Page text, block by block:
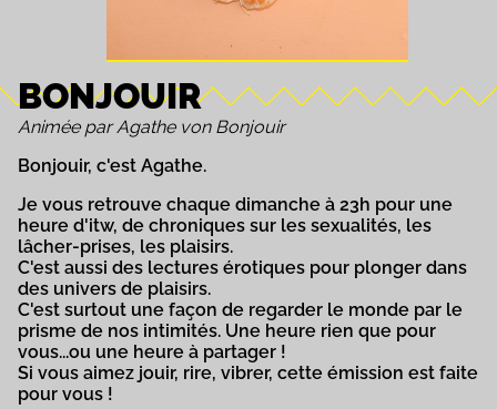
BONJOUIR
Animée par Agathe von Bonjouir
Bonjouir, c'est Agathe.
Je vous retrouve chaque dimanche à 23h pour une
heure d'itw, de chroniques sur les sexualités, les
lâcher-prises, les plaisirs.
C'est aussi des lectures érotiques pour plonger dans
des univers de plaisirs.
C'est surtout une façon de regarder le monde par le
prisme de nos intimités. Une heure rien que pour
vous...ou une heure à partager !
Si vous aimez jouir, rire, vibrer, cette émission est faite
pour vous !